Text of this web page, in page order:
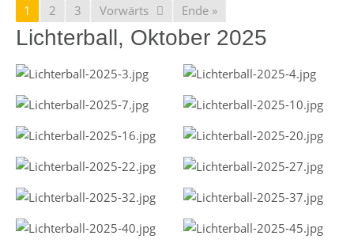
1 2 3 Vorwärts Ende »
Lichterball, Oktober 2025